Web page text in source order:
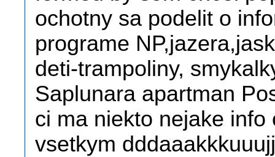
ochotny sa podelit o
programe
deti-trampoliny,
Saplunara apartman
ci ma niekto nejake
vsetkym